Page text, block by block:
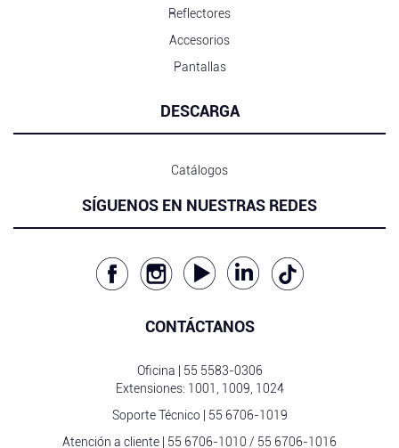
Reflectores
Accesorios
Pantallas
DESCARGA
Catálogos
SÍGUENOS EN NUESTRAS REDES
CONTÁCTANOS
Oficina | 55 5583-0306
Extensiones: 1001, 1009, 1024
Soporte Técnico | 55 6706-1019
Atención a cliente | 55 6706-1010 / 55 6706-1016